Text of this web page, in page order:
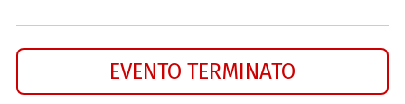
EVENTO TERMINATO